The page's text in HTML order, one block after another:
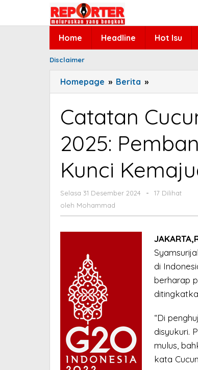
Home Headline Hot Isu
Disclaimer
Homepage » Berita »
Cucun
Syamsurijal
2025:
Kunci
Kemajuan
Catatan
2025:
Kunci
Selasa 31 Desember 2024
oleh
-
17 Dilihat
oleh Mohammad
di
berharap
“Di
disyukuri.
mulus,
kata